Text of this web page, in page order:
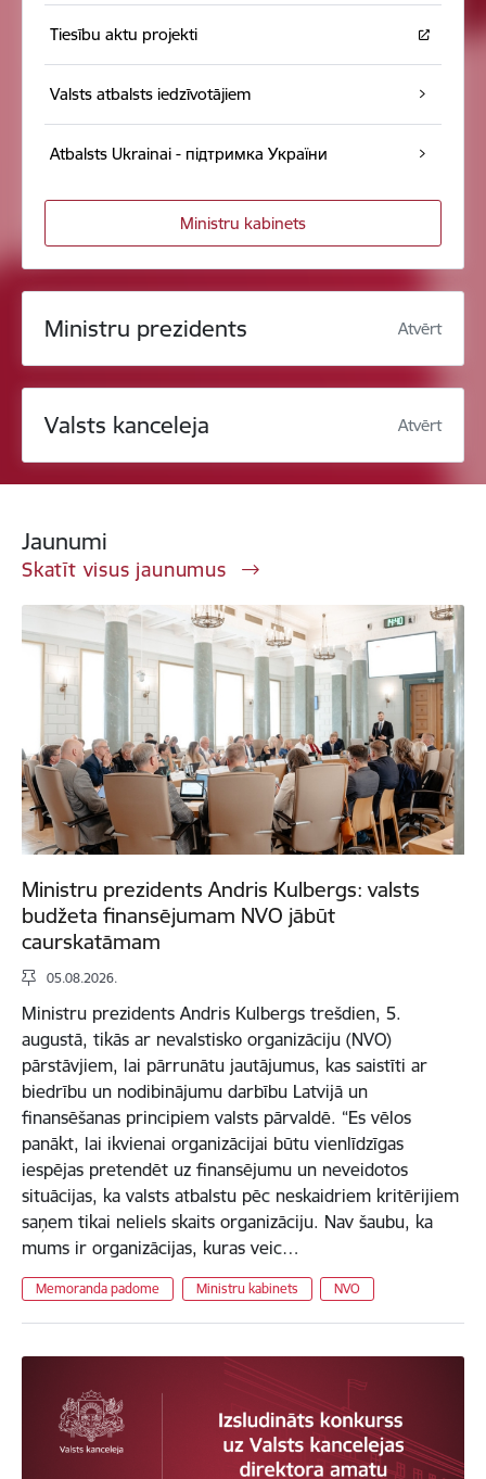
Tiesību aktu projekti
Valsts atbalsts iedzīvotājiem
Atbalsts Ukrainai - підтримка України
Ministru kabinets
Ministru prezidents Atvērt
Valsts kanceleja Atvērt
Jaunumi
Skatīt visus jaunumus
Ministru prezidents Andris Kulbergs: valsts
budžeta finansējumam NVO jābūt
caurskatāmam
05.08.2026.
Ministru prezidents Andris Kulbergs trešdien, 5.
augustā, tikās ar nevalstisko organizāciju (NVO)
pārstāvjiem, lai pārrunātu jautājumus, kas saistīti ar
biedrību un nodibinājumu darbību Latvijā un
finansēšanas principiem valsts pārvaldē. “Es vēlos
panākt, lai ikvienai organizācijai būtu vienlīdzīgas
iespējas pretendēt uz finansējumu un neveidotos
situācijas, ka valsts atbalstu pēc neskaidriem kritērijiem
saņem tikai neliels skaits organizāciju. Nav šaubu, ka
mums ir organizācijas, kuras veic…
Memoranda padome Ministru kabinets NVO